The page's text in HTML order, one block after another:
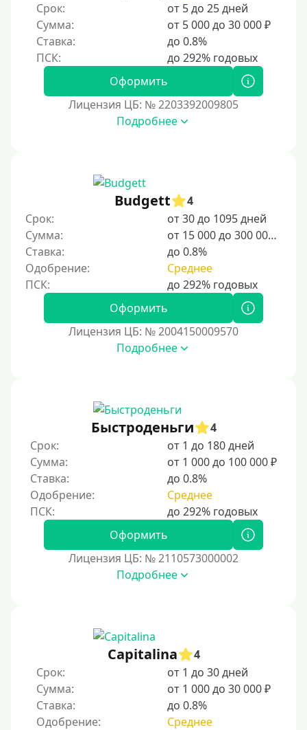
Срок:
от 5 до 25 дней
Сумма:
от 5 000 до 30 000 ₽
Ставка:
до 0.8%
Оформить
Лицензия ЦБ: № 2203392009805
Подробнее
Budgett
4
Срок:
от 30 до 1095 дней
Сумма:
от 15 000 до 300 000 ₽
Ставка:
до 0.8%
Одобрение:
Среднее
Оформить
Лицензия ЦБ: № 2004150009570
Подробнее
Быстроденьги
4
Срок:
от 1 до 180 дней
Сумма:
от 1 000 до 100 000 ₽
Ставка:
до 0.8%
Одобрение:
Среднее
Оформить
Лицензия ЦБ: № 2110573000002
Подробнее
Capitalina
4
Срок:
от 1 до 30 дней
Сумма:
от 1 000 до 30 000 ₽
Ставка:
до 0.8%
Одобрение:
Среднее